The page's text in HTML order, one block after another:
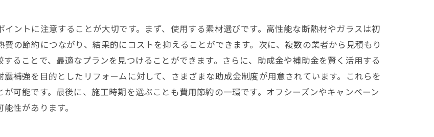
事例から学ぶリフォームのコツ
フォームの効果を最大化する方法
境改善のための具体的な提案
知識を活かしたリフォーム事例
理想の窓リフォームを予算内で実現する方法
設定のポイント
ントに注意することが大切です。まず、使用する素材選びです。高性能な断熱材やガラスは初
の節約につながり、結果的にコストを抑えることができます。次に、複数の業者から見積もり
ることで、最適なプランを見つけることができます。さらに、助成金や補助金を賢く活用する
補強を目的としたリフォームに対して、さまざまな助成金制度が用意されています。これらを
可能です。最後に、施工時期を選ぶことも費用節約の一環です。オフシーズンやキャンペーン
性があります。